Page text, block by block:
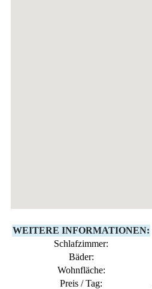
WEITERE INFORMATIONEN:
Schlafzimmer:
Bäder:
Wohnfläche:
Preis / Tag: